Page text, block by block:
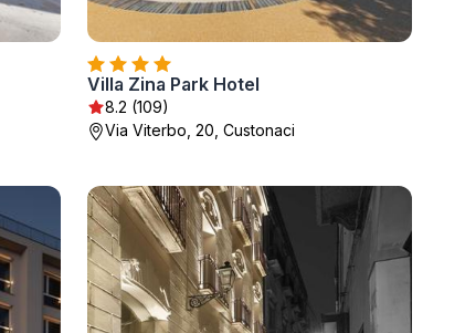
Villa Zina Park Hotel
8.2 (109)
Via Viterbo, 20, Custonaci